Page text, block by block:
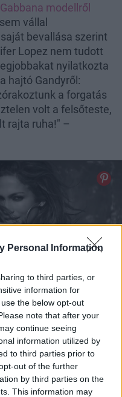
Personal Information
to third parties, or
information for
the below opt-out
note that after your
continue seeing
information utilized by
to third parties prior to
out of the further
by third parties on the
This information may
modellről
vállal
bevallása szerint
Lopez nem tudott
nyilatkozta
hajtó Gandyről:
a forgatás
volt a felsőteste,
rajta ruha!" –
vágásokat